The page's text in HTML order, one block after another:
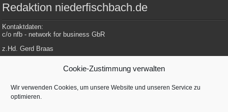
Cookie-Zustimmung verwalten
Wir verwenden Cookies, um unsere Website und unseren Service zu
optimieren.
Redaktion niederfischbach.de
Kontaktdaten:
c/o nfb - network for business GbR
z.Hd. Gerd Braas
Tel.: 0 27 34 / 479 112